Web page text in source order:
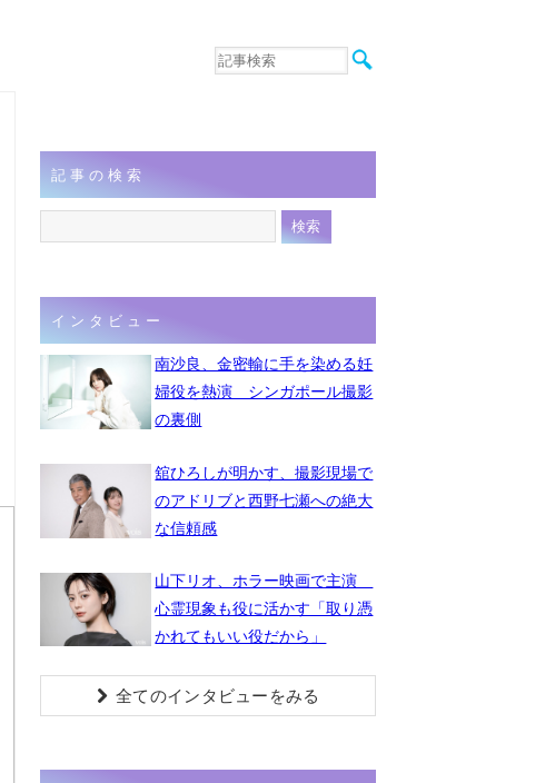
音楽
連載
フォト
記事の検索
インタビュー
南沙良、金密輸に手を染める妊
婦役を熱演 シンガポール撮影
の裏側
舘ひろしが明かす、撮影現場で
のアドリブと西野七瀬への絶大
な信頼感
山下リオ、ホラー映画で主演
心霊現象も役に活かす「取り憑
かれてもいい役だから」
全てのインタビューをみる